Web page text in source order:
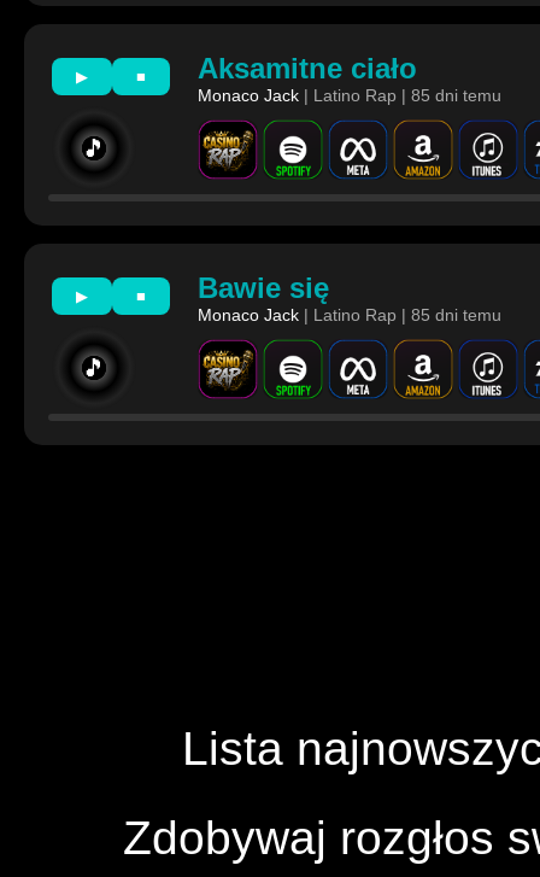
▶ ■
🎵
Aksamitne ciało
Monaco Jack | Latino Rap | 85 dni temu
▶ ■
🎵
Bawie się
Monaco Jack | Latino Rap | 85 dni temu
Lista
Zdobywaj rozgłos